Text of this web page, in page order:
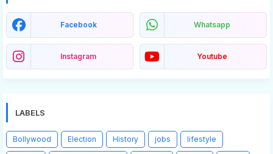
Facebook Whatsapp
Instagram Youtube
LABELS
Bollywood Election History jobs lifestyle